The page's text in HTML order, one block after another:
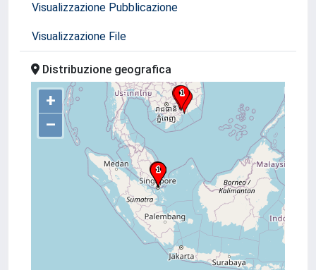
Visualizzazione Pubblicazione
Visualizzazione File
Distribuzione geografica
+
–